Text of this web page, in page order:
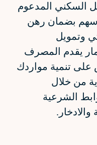
السكني المدعوم
بضمان رهن
وتمويل
يقدم المصرف
تنمية مواردك
من خلال
الشرعية